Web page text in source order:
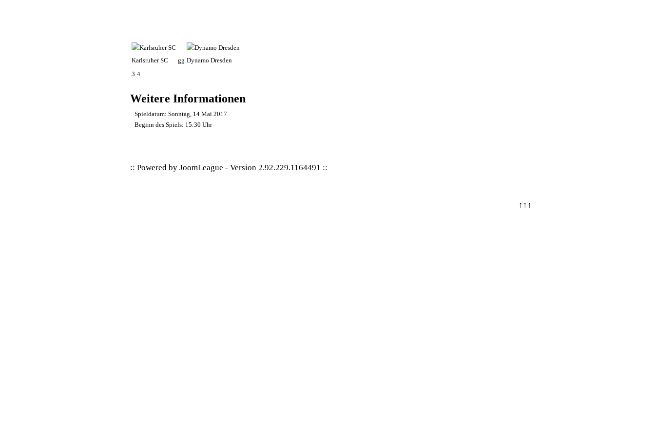
Karlsruher SC gg Dynamo Dresden
3 4
Weitere Informationen
Spieldatum: Sonntag, 14 Mai 2017
Beginn des Spiels: 15:30 Uhr
:: Powered byJoomLeague -Version 2.92.229.1164491 ::
↑↑↑